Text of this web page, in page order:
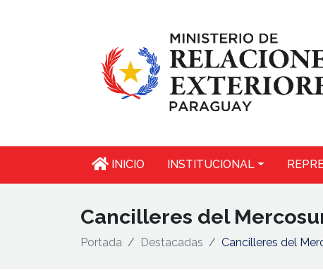
INICIO INSTITUCIONAL
Cancilleres del
Portada Destacadas Cancilleres del